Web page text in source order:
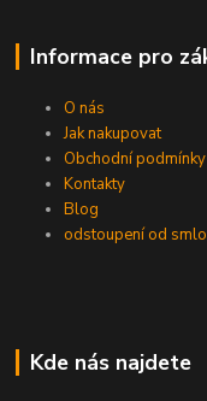
Informace pro
O nás
Jak nakupovat
Obchodní podmínky
Kontakty
Blog
odstoupení od
Kde nás najdete